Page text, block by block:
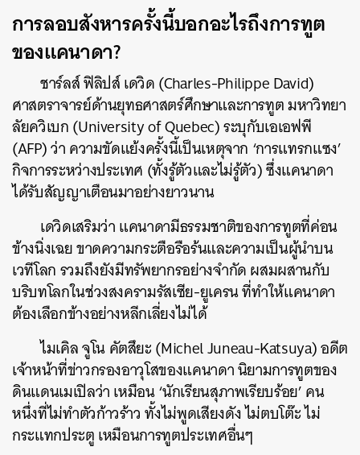
การลอบสังหารครั้งนี้บอกอะไรถึงการทูต
ของแคนาดา?
ชาร์ลส์ ฟิลิปส์ เดวิด (Charles-Philippe David)
ศาสตราจารย์ด้านยุทธศาสตร์ศึกษาและการทูต มหาวิทยา
ลัยควิเบก (University of Quebec) ระบุกับเอเอฟพี
(AFP) ว่า ความขัดแย้งครั้งนี้เป็นเหตุจาก ‘การแทรกแซง’
กิจการระหว่างประเทศ (ทั้งรู้ตัวและไม่รู้ตัว) ซึ่งแคนาดา
ได้รับสัญญาเตือนมาอย่างยาวนาน
เดวิดเสริมว่า แคนาดามีธรรมชาติของการทูตที่ค่อน
ข้างนิ่งเฉย ขาดความกระตือรือร้นและความเป็นผู้นำบน
เวทีโลก รวมถึงยังมีทรัพยากรอย่างจำกัด ผสมผสานกับ
บริบทโลกในช่วงสงครามรัสเซีย-ยูเครน ที่ทำให้แคนาดา
ต้องเลือกข้างอย่างหลีกเลี่ยงไม่ได้
ไมเคิล จูโน คัตสึยะ (Michel Juneau-Katsuya) อดีต
เจ้าหน้าที่ข่าวกรองอาวุโสของแคนาดา นิยามการทูตของ
ดินแดนเมเปิลว่า เหมือน ‘นักเรียนสุภาพเรียบร้อย’ คน
หนึ่งที่ไม่ทำตัวก้าวร้าว ทั้งไม่พูดเสียงดัง ไม่ตบโต๊ะ ไม่
กระแทกประตู เหมือนการทูตประเทศอื่นๆ